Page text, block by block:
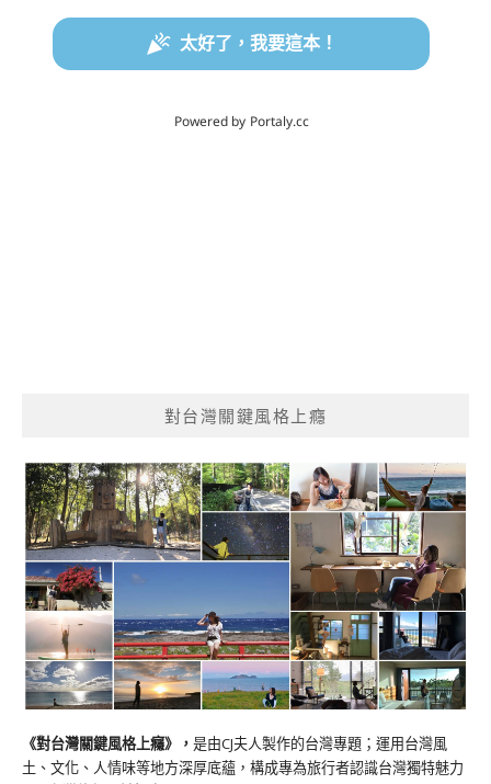
對台灣關鍵風格上癮
《對台灣關鍵風格上癮》 ， 是由CJ夫人製作的台灣專題；運用台灣風
土、文化、人情味等地方深厚底蘊，構成專為旅行者認識台灣獨特魅力